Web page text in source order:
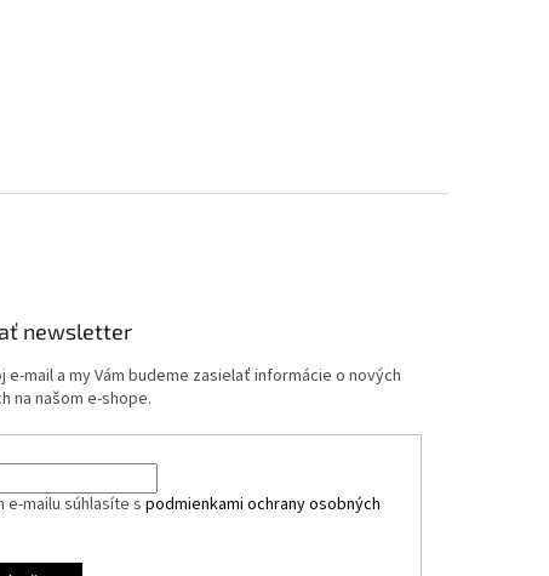
newsletter
e-mail a my Vám budeme zasielať informácie o nových
na našom e-shope.
e-mailu súhlasíte spodmienkami ochrany osobných